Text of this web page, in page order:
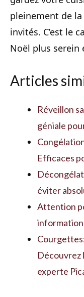
pleinement de
invités. C’est le
Noël plus serein
Articles
Réveillon
géniale
Efficaces
éviter
Attention
Découvrez
experte